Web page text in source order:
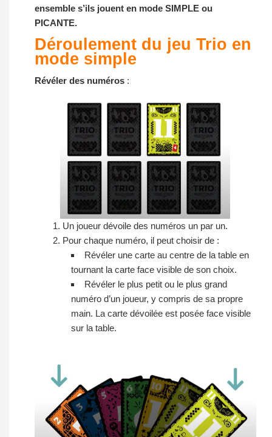
ensemble s’ils jouent en mode SIMPLE ou
PICANTE.
Déroulement du jeu Trio en
mode simple
Révéler des numéros:
Un joueur dévoile des numéros un par un.
Pour chaque numéro, il peut choisir de :
Révéler une carte au centre de la table en
tournant la carte face visible de son choix.
Révéler le plus petit ou le plus grand
numéro d’un joueur, y compris de sa propre
main. La carte dévoilée est posée face visible
sur la table.